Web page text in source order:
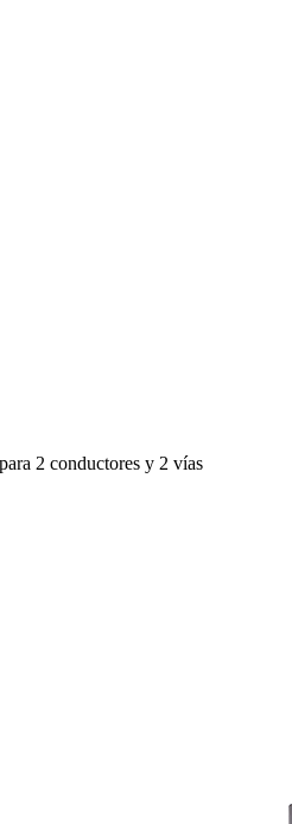
2 conductores y 2 vías